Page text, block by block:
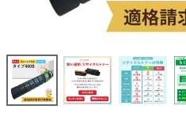
お客様の声
ご利用ガイド
よくある質問